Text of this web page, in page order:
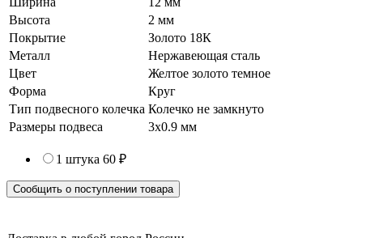
Высота
2 мм
Покрытие
Золото 18К
Металл
Нержавеющая сталь
Цвет
Желтое золото темное
Форма
Круг
Тип подвесного колечка Колечко не замкнуто
Размеры подвеса
3х0.9 мм
1 штука 60 ₽
Сообщить о поступлении товара